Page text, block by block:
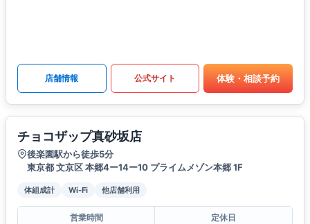
店舗情報 公式サイト 体験・相談予約
チョコザップ真砂坂店
後楽園駅から徒歩5分
東京都 文京区 本郷4ー14ー10 プライムメゾン本郷 1F
体組成計 Wi-Fi 他店舗利用
営業時間
定休日